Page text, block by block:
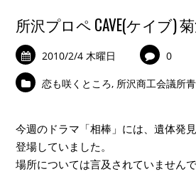
所沢プロペ CAVE(ケイブ)
2010/2/4 木曜日 0
恋も咲くところ, 所沢商工会議所
今週のドラマ「相棒」には、遺体発
登場していました。
場所については言及されていません